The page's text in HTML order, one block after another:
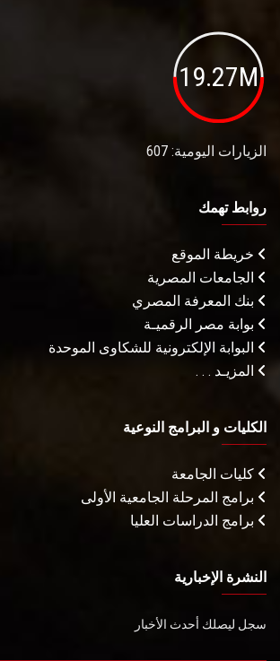
19.27M
الزيارات اليومية: 607
روابط تهمك
خريطة الموقع
الجامعات المصرية
بنك المعرفة المصري
بوابة مصر الرقميـة
البوابة الإلكترونية للشكاوى الموحدة
المزيـد . . .
الكليات و البرامج النوعية
كليات الجامعة
برامج المرحلة الجامعية الأولى
برامج الدراسات العليا
النشرة الإخبارية
سجل ليصلك أحدث الأخبار